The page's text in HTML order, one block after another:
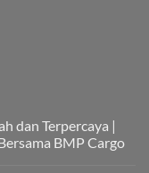
dan Terpercaya |
BMP Cargo